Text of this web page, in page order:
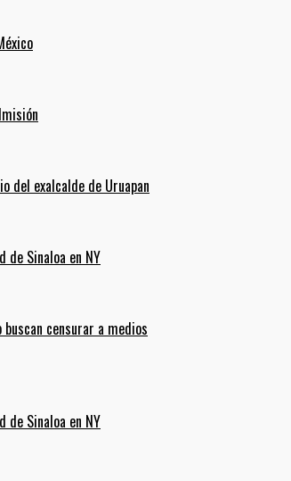
del exalcalde de Uruapan
de Sinaloa en NY
censurar a medios
de Sinaloa en NY